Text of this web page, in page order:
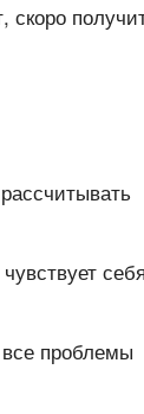
скоро
проблемы